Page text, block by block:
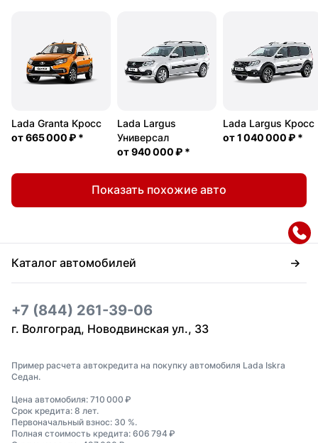
Lada Granta Кросс
от665 000 ₽ *
Lada Largus
Универсал
от940 000 ₽ *
Lada Largus Кросс
от1 040 000 ₽ *
Показать похожие авто
Каталог автомобилей
+7 (844) 261-39-06
г. Волгоград, Новодвинская ул., 33
Пример расчета автокредита на покупку автомобиля Lada Iskra
Седан.
Цена автомобиля: 710 000 ₽
Срок кредита: 8 лет.
Первоначальный взнос: 30 %.
Полная стоимость кредита: 606 794 ₽